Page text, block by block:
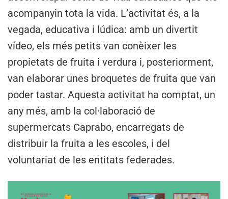
acompanyin tota la vida. L’activitat és, a la
vegada, educativa i lúdica: amb un divertit
vídeo, els més petits van conèixer les
propietats de fruita i verdura i, posteriorment,
van elaborar unes broquetes de fruita que van
poder tastar. Aquesta activitat ha comptat, un
any més, amb la col·laboració de
supermercats Caprabo, encarregats de
distribuir la fruita a les escoles, i del
voluntariat de les entitats federades.